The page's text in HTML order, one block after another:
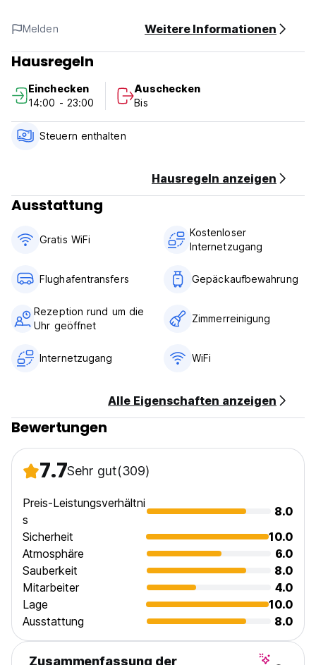
Schreiben zusammen
Bequeme Königs -Koil -Matratze
Flauschige Bettdecke
Persönlicher Power -Socket und USB -Anschluss
Unsere Einrichtungen:
Elektronisch verschlossene Schließfächer
Zugang zur Kartonkarte
24 -Stunden -Überwachungskamera
Sonnendeck
Handtuch
Flughafen Shuttle (zusätzliche Gebühr) (Auto-translated
Melden Weitere Informationen
Hausregeln
Einchecken
14:00 - 23:00
Auschecken
Bis
Steuern enthalten
Hausregeln anzeigen
Ausstattung
Gratis WiFi
Kostenloser
Internetzugang
Flughafentransfers Gepäckaufbewahrung
Rezeption rund um die
Uhr geöffnet
Zimmerreinigung
Internetzugang WiFi
Alle Eigenschaften anzeigen
Bewertungen
7.7Sehr gut(309)
Preis-Leistungsverhältni
s
8.0
Sicherheit
10.0
Atmosphäre
6.0
Sauberkeit
8.0
Mitarbeiter
4.0
Lage
10.0
Ausstattung
8.0
Zusammenfassung der